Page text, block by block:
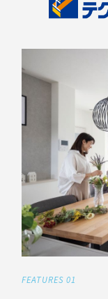
FEATURES 01